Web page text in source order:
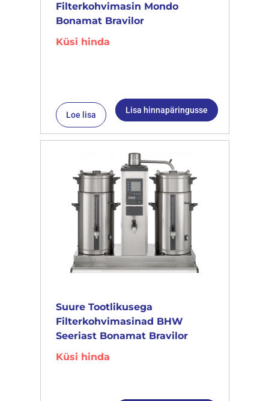
Filterkohvimasin Mondo
Bonamat Bravilor
Küsi hinda
Loe lisa Lisa hinnapäringusse
Suure Tootlikusega
Filterkohvimasinad BHW
Seeriast Bonamat Bravilor
Küsi hinda